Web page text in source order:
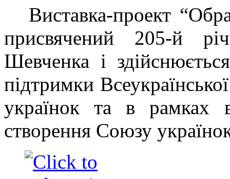
Виставка-проект
присвячений 205-й
Шевченка і
підтримки
українок та в рамках
створення Союзу